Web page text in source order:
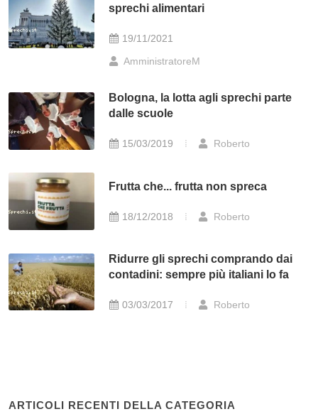
sprechi alimentari
19/11/2021
AmministratoreM
Bologna, la lotta agli sprechi parte
dalle scuole
15/03/2019 Roberto
Frutta che... frutta non spreca
18/12/2018 Roberto
Ridurre gli sprechi comprando dai
contadini: sempre più italiani lo fa
03/03/2017 Roberto
ARTICOLI RECENTI DELLA CATEGORIA